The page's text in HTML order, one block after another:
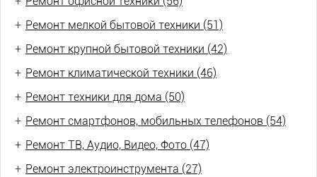
+ Ремонт мелкой бытовой техники (51)
+ Ремонт крупной бытовой техники (42)
+ Ремонт климатической техники (46)
+ Ремонт техники для дома (50)
+ Ремонт смартфонов, мобильных телефонов (54)
+ Ремонт ТВ, Аудио, Видео, Фото (47)
+ Ремонт электроинструмента (27)